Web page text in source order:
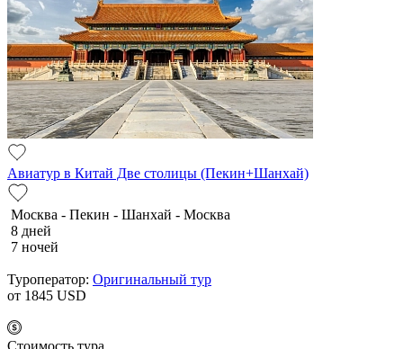
Авиатур в Китай Две столицы (Пекин+Шанхай)
Москва - Пекин - Шанхай - Москва
8 дней
7 ночей
Туроператор: Оригинальный тур
от 1845 USD
Cтоимость тура